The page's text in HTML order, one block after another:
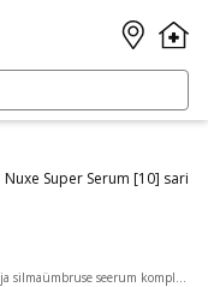
Nuxe Super Serum [10] sari
Kümne seerumi jõud ühes seerumis! NUXE näoseerum ja silmaümbruse seerum komplimenteerivad suurepäraselt üksteist. Sisaldab hüaluroonhapet, niatiinamiidi ja on 95% loodusliku päritoluga.